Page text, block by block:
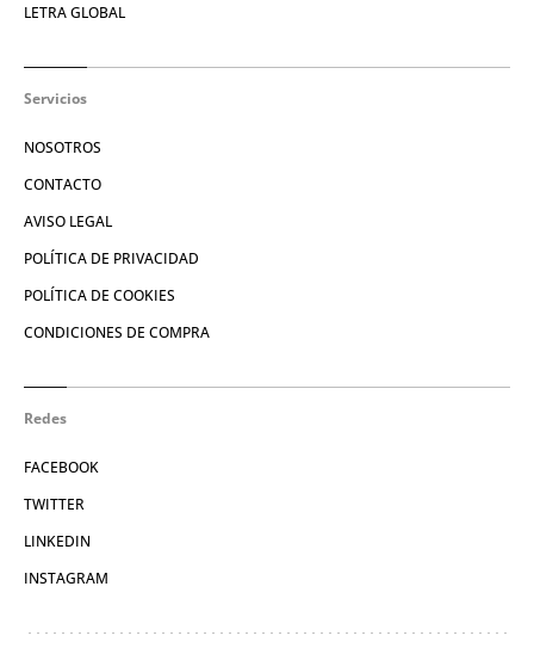
LETRA GLOBAL
Servicios
NOSOTROS
CONTACTO
AVISO LEGAL
POLÍTICA DE PRIVACIDAD
POLÍTICA DE COOKIES
CONDICIONES DE COMPRA
Redes
FACEBOOK
TWITTER
LINKEDIN
INSTAGRAM